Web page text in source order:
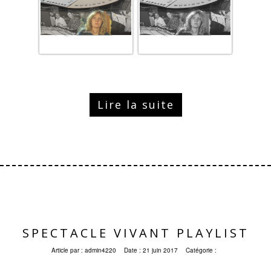
Lire la suite
SPECTACLE VIVANT PLAYLIST
Article par : admin4220 Date : 21 juin 2017 Catégorie :